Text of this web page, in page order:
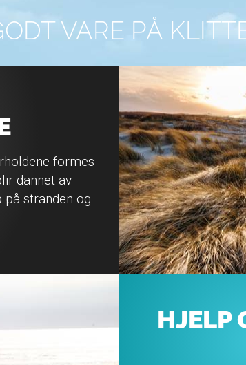
VARE PÅ
formes
dannet av
stranden og
HJELP